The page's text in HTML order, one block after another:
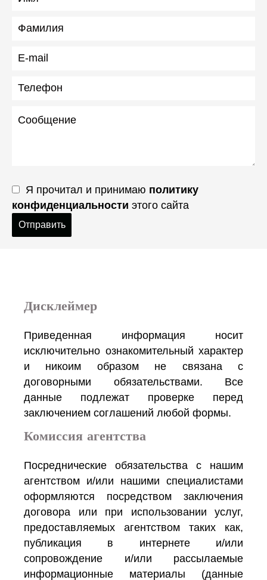
Я прочитал и принимаю политику
конфиденциальности этого сайта
Отправить
Дисклеймер
Приведенная информация носит
исключительно ознакомительный характер
и никоим образом не связана с
договорными обязательствами. Все
данные подлежат проверке перед
заключением соглашений любой формы.
Комиссия агентства
Посреднические обязательства с нашим
агентством и/или нашими специалистами
оформляются посредством заключения
договора или при использовании услуг,
предоставляемых агентством таких как,
публикация в интернете и/или
сопровождение и/или рассылаемые
информационные материалы (данные